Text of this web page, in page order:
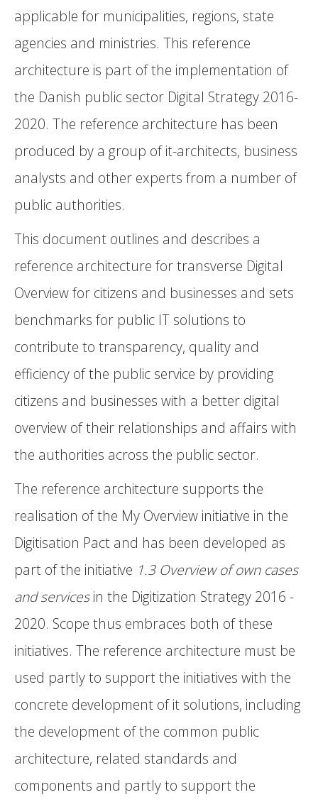
applicable for municipalities, regions, state
agencies and ministries. This reference
architecture is part of the implementation of
the Danish public sector Digital Strategy 2016-
2020. The reference architecture has been
produced by a group of it-architects, business
analysts and other experts from a number of
public authorities.
This document outlines and describes a
reference architecture for transverse Digital
Overview for citizens and businesses and sets
benchmarks for public IT solutions to
contribute to transparency, quality and
efficiency of the public service by providing
citizens and businesses with a better digital
overview of their relationships and affairs with
the authorities across the public sector.
The reference architecture supports the
realisation of the My Overview initiative in the
Digitisation Pact and has been developed as
part of the initiative 1.3 Overview of own cases
and servicesin the Digitization Strategy 2016 -
2020. Scope thus embraces both of these
initiatives. The reference architecture must be
used partly to support the initiatives with the
concrete development of it solutions, including
the development of the common public
architecture, related standards and
components and partly to support the